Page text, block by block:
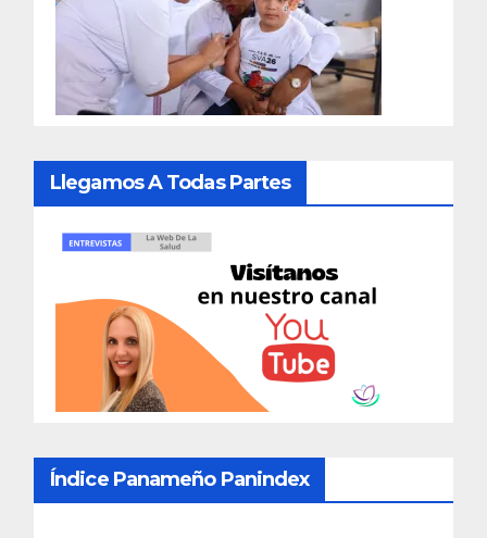
Llegamos A Todas Partes
Índice Panameño Panindex